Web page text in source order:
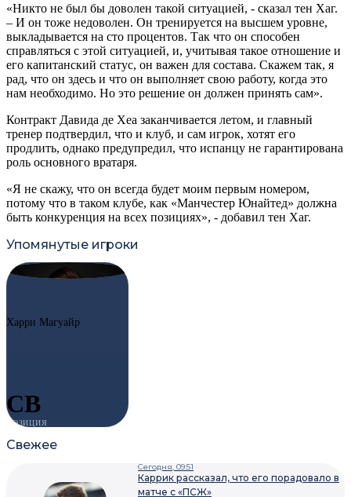
«Никто не был бы доволен такой ситуацией, - сказал тен Хаг.
– И он тоже недоволен. Он тренируется на высшем уровне,
выкладывается на сто процентов. Так что он способен
справляться с этой ситуацией, и, учитывая такое отношение и
его капитанский статус, он важен для состава. Скажем так, я
рад, что он здесь и что он выполняет свою работу, когда это
нам необходимо. Но это решение он должен принять сам».
Контракт Давида де Хеа заканчивается летом, и главный
тренер подтвердил, что и клуб, и сам игрок, хотят его
продлить, однако предупредил, что испанцу не гарантирована
роль основного вратаря.
«Я не скажу, что он всегда будет моим первым номером,
потому что в таком клубе, как «Манчестер Юнайтед» должна
быть конкуренция на всех позициях», - добавил тен Хаг.
Упомянутые игроки
HM
Харри Магуайр
CB
ПОЗИЦИЯ
Свежее
Сегодня, 09:51
Каррик рассказал, что его порадовало в
матче с «ПСЖ»